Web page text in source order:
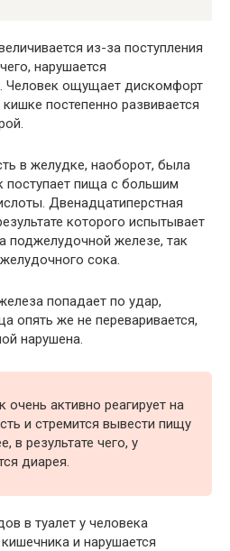
из-за поступления
нарушается
Человек ощущает дискомфорт
постепенно развивается
в желудке, наоборот, была
поступает пища с большим
Двенадцатиперстная
которого испытывает
поджелудочной железе, так
сока.
попадает по удар,
опять же не переваривается,
нарушена.
очень активно реагирует на
и стремится вывести пищу
в результате чего, у
диарея.
в туалет у человека
и нарушается